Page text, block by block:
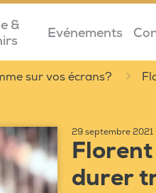
&
Evénements
sur vos écrans?
29 septembre 2021
Florent
durer